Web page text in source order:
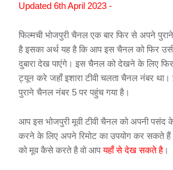
Updated 6th April 2023 -
फिल्मची भोजपुरी चैनल एक बार फिर से अपने
है इसका अर्थ यह है कि आप इस चैनल को फिर
दुबारा देख पाएंगे। इस चैनल को देखने के लिए
ट्यून करे जहाँ इशारा टीवी चलता चैनल नंबर था।
पुराने चैनल नंबर 5 पर पहुंच गया है।
आप इस भोजपुरी मूवी टीवी चैनल को अपनी पसंद
करने के लिए अपने रिमोट का उपयोग कर सकते
को मूव कैसे करते है वो आपयहाँ से देख सकते है।